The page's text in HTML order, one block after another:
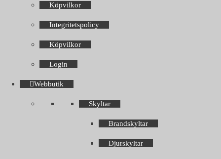
Köpvilkor
Integritetspolicy
Köpvilkor
Login
Webbutik
Skyltar
Brandskyltar
Djurskyltar